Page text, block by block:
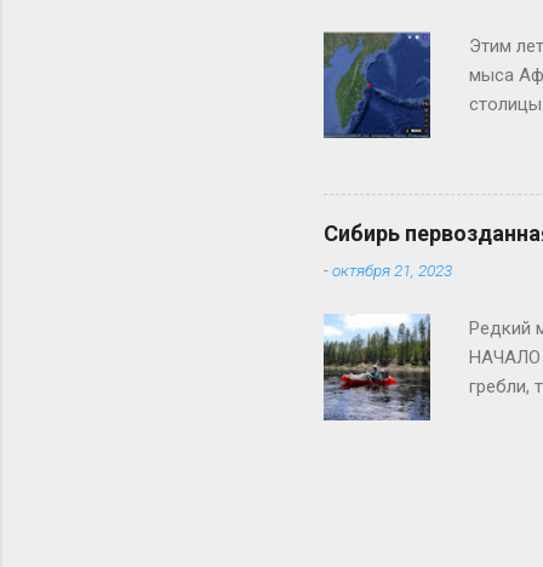
Этим
мыса
столицы
год,
Сибирь
-октября 21, 2023
Редкий
НАЧАЛО
гребли,